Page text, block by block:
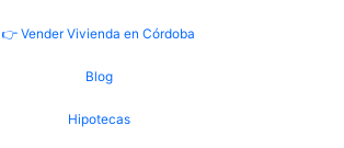
👉 Vender Vivienda en Córdoba
Blog
Hipotecas